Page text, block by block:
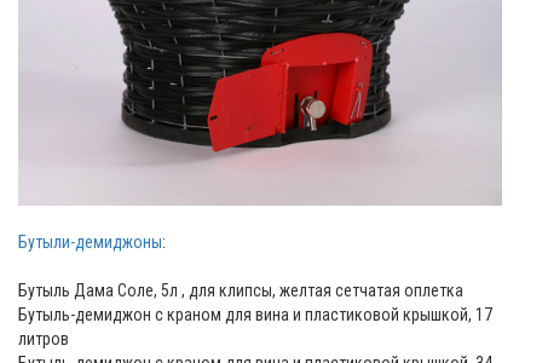
Бутыли-демиджоны:
Бутыль Дама Соле, 5л , для клипсы, желтая сетчатая оплетка
Бутыль-демиджон с краном для вина и пластиковой крышкой, 17
литров